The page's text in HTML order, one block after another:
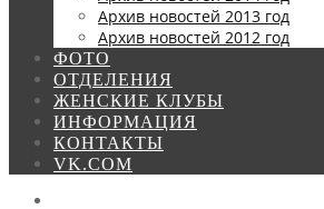
Архив новостей 2013 год
Архив новостей 2012 год
ФОТО
ОТДЕЛЕНИЯ
ЖЕНСКИЕ КЛУБЫ
ИНФОРМАЦИЯ
КОНТАКТЫ
VK.COM